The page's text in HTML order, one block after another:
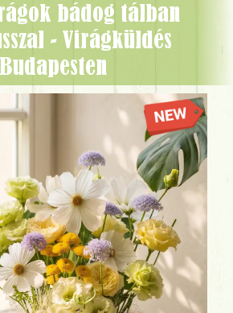
- Virágküldés
Budapesten